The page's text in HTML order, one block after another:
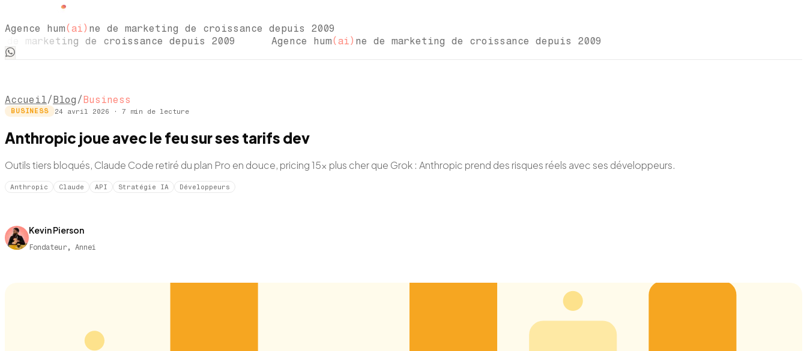
Agence hum(ai) ne de marketing de croissance depuis 2009
de croissance depuis 2009 Agence hum (ai)ne de marketing de croissance depuis 2009
Accueil/Blog /Business
BUSINESS 24 avril 2026 · 7 min de lecture
Anthropic joue avec le feu sur ses tarifs dev
Outils tiers bloqués, Claude Code retiré du plan Pro en douce, pricing 15x plus cher que Grok : Anthropic prend des risques réels avec ses développeurs.
Anthropic Claude API Stratégie IA Développeurs
Kevin Pierson
Fondateur, Annei